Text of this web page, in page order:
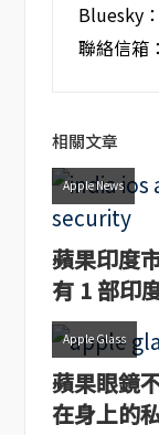
Bluesky：
聯絡信箱：
相關文章
Apple News
蘋果印度
有 1 部印
Apple Glass
蘋果眼鏡
在身上的